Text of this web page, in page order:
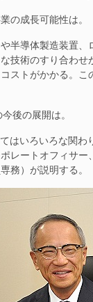
成長可能性は。
導体製造装置、
技術のすり合わ
ストがかかる。
後の展開は。
いろいろな関わ
レートオフィサ
務）が説明する。